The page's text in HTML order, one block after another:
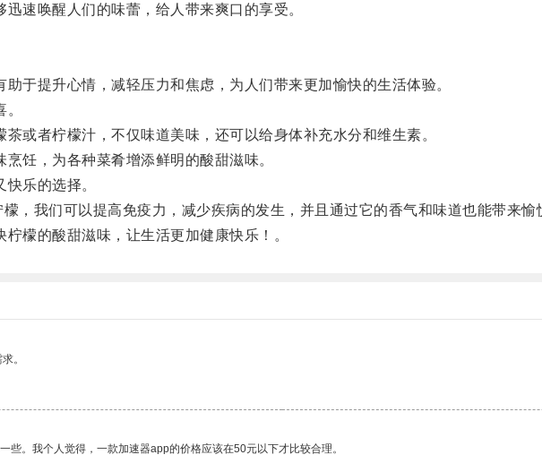
速唤醒人们的味蕾，给人带来爽口的享受。
提升心情，减轻压力和焦虑，为人们带来更加愉快的生活体验。
者柠檬汁，不仅味道美味，还可以给身体补充水分和维生素。
饪，为各种菜肴增添鲜明的酸甜滋味。
乐的选择。
我们可以提高免疫力，减少疾病的发生，并且通过它的香气和味道也能带来愉
檬的酸甜滋味，让生活更加健康快乐！。
。
些。我个人觉得，一款加速器app的价格应该在50元以下才比较合理。